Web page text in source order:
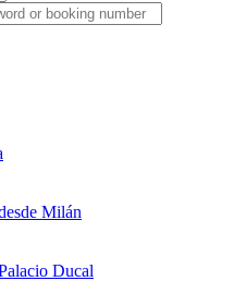
Milán
Ducal